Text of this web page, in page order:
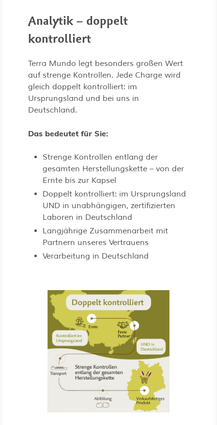
Analytik – doppelt
kontrolliert
Terra Mundo legt besonders großen Wert
auf strenge Kontrollen. Jede Charge wird
gleich doppelt kontrolliert: im
Ursprungsland und bei uns in
Deutschland.
Das bedeutet für Sie:
Strenge Kontrollen entlang der
gesamten Herstellungskette – von der
Ernte bis zur Kapsel
Doppelt kontrolliert: im Ursprungsland
UND in unabhängigen, zertifizierten
Laboren in Deutschland
Langjährige Zusammenarbeit mit
Partnern unseres Vertrauens
Verarbeitung in Deutschland